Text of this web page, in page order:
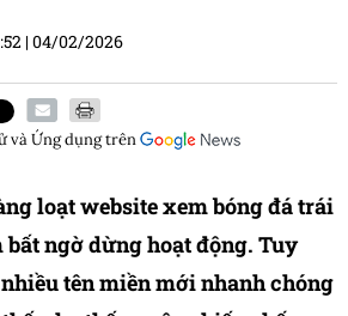
|04/02/2026
và Ứng dụngtrên
loạt website xem bóng đá trái
ngờ dừng hoạt động. Tuy
tên miền mới nhanh chóng